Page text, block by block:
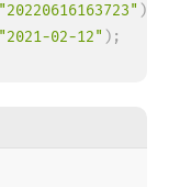
"20220616163723" )
"2021-02-12" ) ;